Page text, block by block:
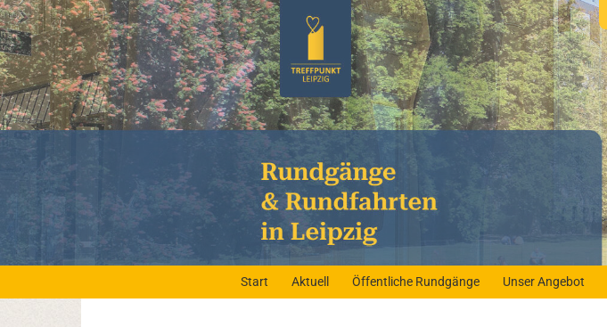
Start Aktuell Öffentliche Rundgänge Unser Angebot